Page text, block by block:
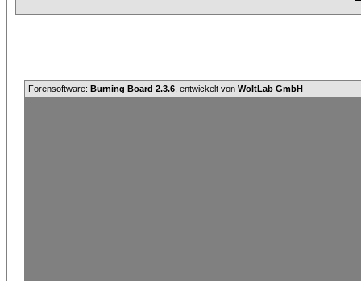
Forensoftware: Burning Board 2.3.6 , entwickelt von WoltLab GmbH